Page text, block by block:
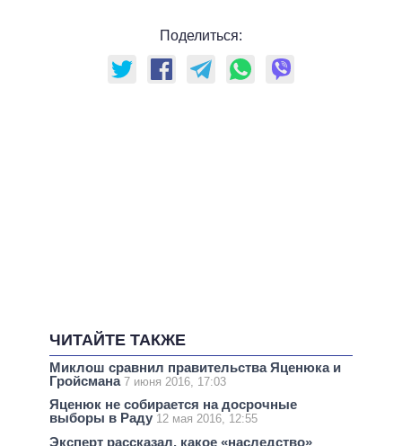
Поделиться:
ЧИТАЙТЕ ТАКЖЕ
Миклош сравнил правительства Яценюка и
Гройсмана 7 июня 2016, 17:03
Яценюк не собирается на досрочные
выборы в Раду 12 мая 2016, 12:55
Эксперт рассказал, какое «наследство»